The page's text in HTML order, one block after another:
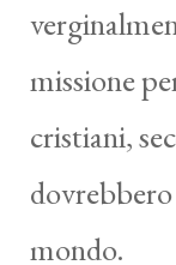
missione
cristiani,
mondo.